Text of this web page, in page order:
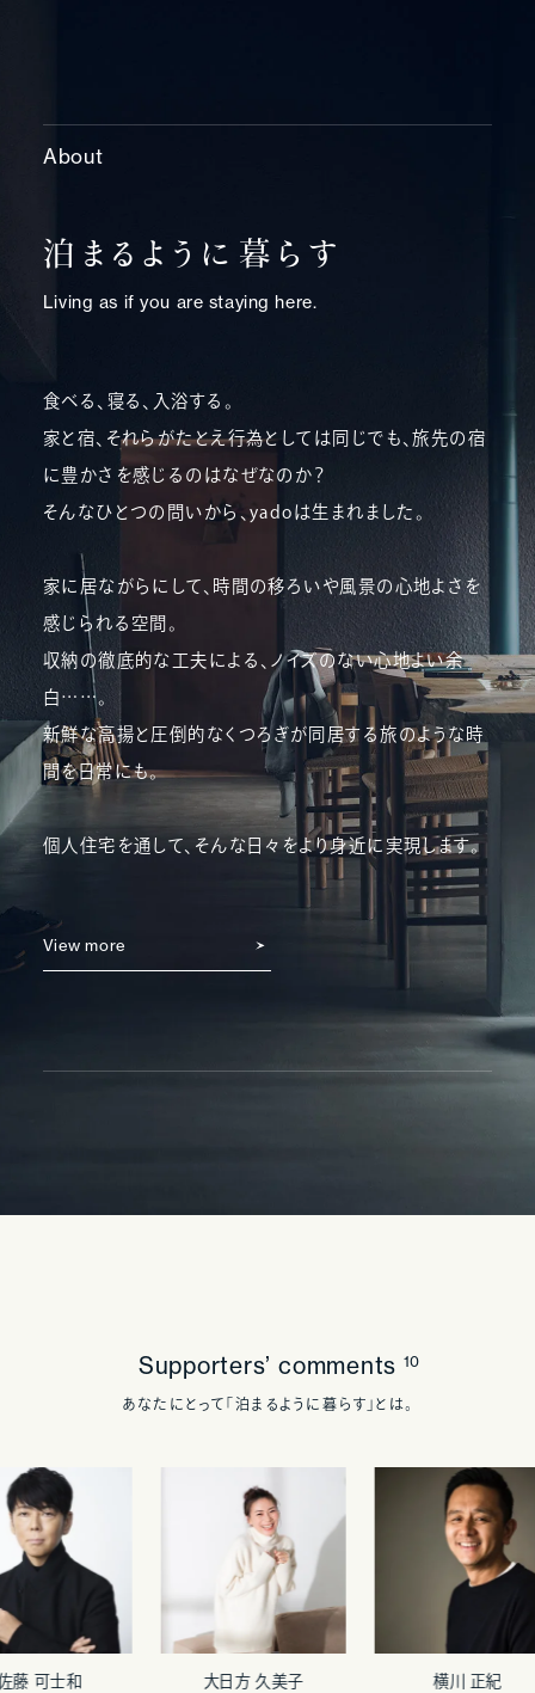
About
泊まるように暮らす
Living as if you are staying here.
食べる、寝る、入浴する。
家と宿、それらがたとえ行為としては同じでも、旅先の宿
に豊かさを感じるのはなぜなのか？
そんなひとつの問いから、yadoは生まれました。
家に居ながらにして、時間の移ろいや風景の心地よさを
感じられる空間。
収納の徹底的な工夫による、ノイズのない心地よい余
白……。
新鮮な高揚と圧倒的なくつろぎが同居する旅のような時
間を日常にも。
個人住宅を通して、そんな日々をより身近に実現します。
View more
Supporters’ comments 10
あなたにとって「泊まるように暮らす」とは。
可士和
大日方 久美子
横川 正紀